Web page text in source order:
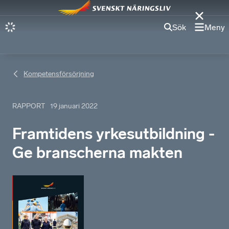
Sök Meny
Kompetensförsörjning
RAPPORT 19 januari 2022
Framtidens yrkesutbildning -
Ge branscherna makten